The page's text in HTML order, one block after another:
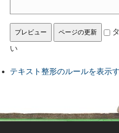
い
テキスト整形のルールを表示